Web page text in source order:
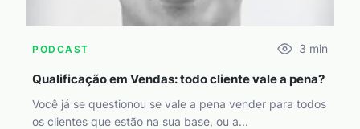
PODCAST 3 min
Qualificação em Vendas: todo cliente vale a pena?
Você já se questionou se vale a pena vender para todos
os clientes que estão na sua base, ou a...